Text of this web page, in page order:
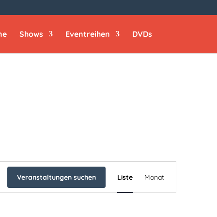
Shows Eventreihen DVDs
Veranstaltungen suchen
Ansichten-
Navigation
Liste Monat